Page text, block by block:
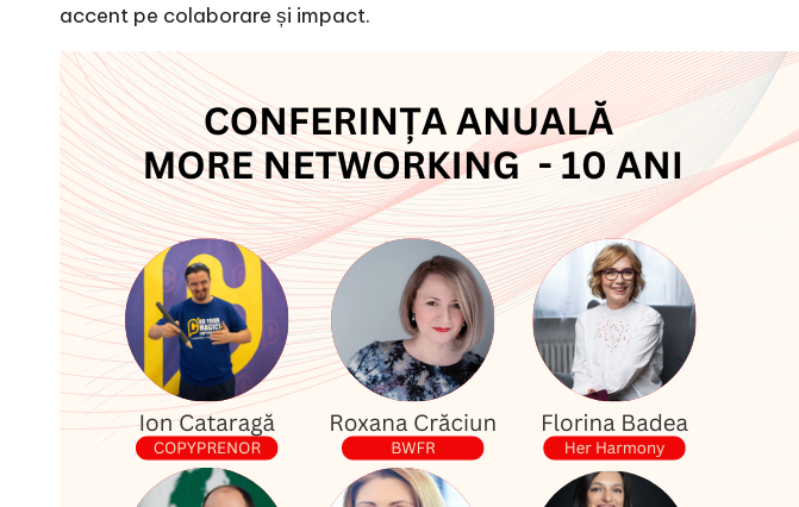
accent pe colaborare și impact.